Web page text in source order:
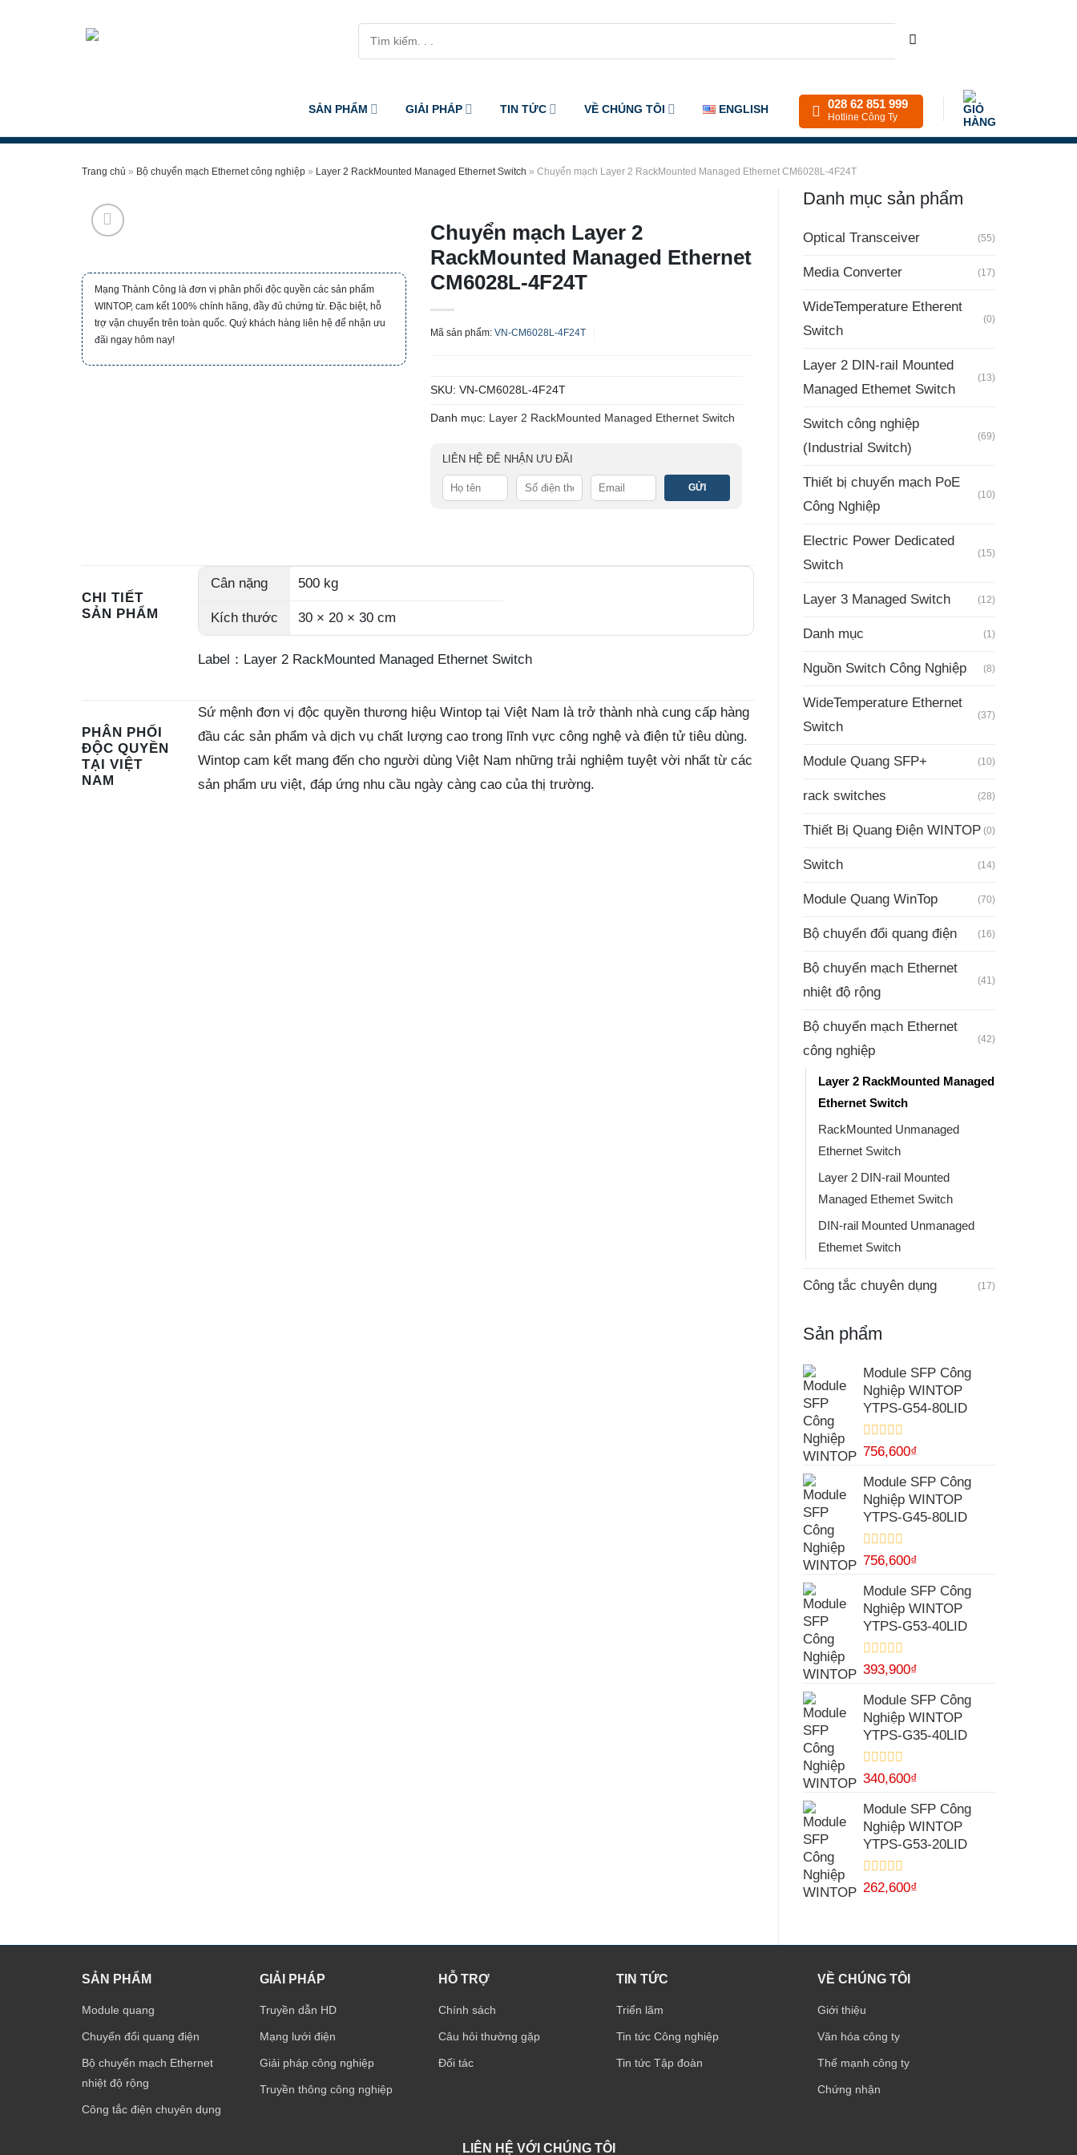
SẢN PHẨM GIẢI PHÁP TIN TỨC VỀ CHÚNG TÔI ENGLISH 028 62 851 999
Hotline Công Ty
Trang chủ » Bộ chuyển mạch Ethernet công nghiệp » Layer 2 RackMounted Managed Ethernet Switch » Chuyển mạch Layer 2 RackMounted Managed Ethernet CM6028L-4F24T
Danh mục sản phẩm
Optical Transceiver (55)
Media Converter (17)
WideTemperature Etherent
Switch
(0)
Layer 2 DIN-rail Mounted
Managed Ethemet Switch
(13)
Switch công nghiệp
(Industrial Switch)
(69)
Thiết bị chuyển mạch PoE
Công Nghiệp
(10)
Electric Power Dedicated
Switch
(15)
Layer 3 Managed Switch (12)
Danh mục (1)
Nguồn Switch Công Nghiệp (8)
WideTemperature Ethernet
Switch
(37)
Module Quang SFP+ (10)
rack switches (28)
Thiết Bị Quang Điện WINTOP (0)
Switch (14)
Module Quang WinTop (70)
Bộ chuyển đổi quang điện (16)
Bộ chuyển mạch Ethernet
nhiệt độ rộng
(41)
Bộ chuyển mạch Ethernet
công nghiệp
(42)
Layer 2 RackMounted Managed
Ethernet Switch
RackMounted Unmanaged
Ethernet Switch
Layer 2 DIN-rail Mounted
Managed Ethemet Switch
DIN-rail Mounted Unmanaged
Ethemet Switch
Công tắc chuyên dụng (17)
Sản phẩm
Module SFP Công
Nghiệp WINTOP
YTPS-G54-80LID
Được
hạng
0
5
sao
756,600₫
Module SFP Công
Nghiệp WINTOP
YTPS-G45-80LID
Được
hạng
0
5
sao
756,600₫
Module SFP Công
Nghiệp WINTOP
YTPS-G53-40LID
Được
hạng
0
5
sao
393,900₫
Module SFP Công
Nghiệp WINTOP
YTPS-G35-40LID
Được
hạng
0
5
sao
340,600₫
Module SFP Công
Nghiệp WINTOP
YTPS-G53-20LID
Được
sao
262,600₫
Mạng Thành Công là đơn vị phân phối độc quyền các sản phẩm
WINTOP, cam kết 100% chính hãng, đầy đủ chứng từ. Đặc biệt, hỗ
trợ vận chuyển trên toàn quốc. Quý khách hàng liên hệ để nhận ưu
đãi ngay hôm nay!
Chuyển mạch Layer 2
RackMounted Managed Ethernet
CM6028L-4F24T
Mã sản phẩm: VN-CM6028L-4F24T
SKU: VN-CM6028L-4F24T
Danh mục: Layer 2 RackMounted Managed Ethernet Switch
LIÊN HỆ ĐỂ NHẬN ƯU ĐÃI
CHI TIẾT
SẢN PHẨM
Cân nặng 500 kg
Kích thước 30 × 20 × 30 cm
Label：Layer 2 RackMounted Managed Ethernet Switch
PHÂN PHỐI
ĐỘC QUYỀN
TẠI VIỆT
NAM
Sứ mệnh đơn vị độc quyền thương hiệu Wintop tại Việt Nam là trở thành nhà cung cấp hàng
đầu các sản phẩm và dịch vụ chất lượng cao trong lĩnh vực công nghệ và điện tử tiêu dùng.
Wintop cam kết mang đến cho người dùng Việt Nam những trải nghiệm tuyệt vời nhất từ các
sản phẩm ưu việt, đáp ứng nhu cầu ngày càng cao của thị trường.
SẢN PHẨM
Module quang
Chuyển đổi quang điện
Bộ chuyển mạch Ethernet
nhiệt độ rộng
Công tắc điện chuyên dụng
GIẢI PHÁP
Truyền dẫn HD
Mạng lưới điện
Giải pháp công nghiệp
Truyền thông công nghiệp
HỖ TRỢ
Chính sách
Câu hỏi thường gặp
Đối tác
TIN TỨC
Triển lãm
Tin tức Công nghiệp
Tin tức Tập đoàn
VỀ CHÚNG TÔI
Giới thiệu
Văn hóa công ty
Thế mạnh công ty
Chứng nhận
LIÊN HỆ VỚI CHÚNG TÔI